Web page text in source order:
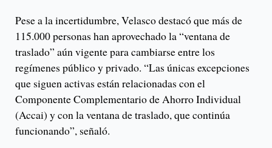
Pese a la incertidumbre, Velasco destacó que más de
115.000 personas han aprovechado la “ventana de
traslado” aún vigente para cambiarse entre los
regímenes público y privado. “Las únicas excepciones
que siguen activas están relacionadas con el
Componente Complementario de Ahorro Individual
(Accai) y con la ventana de traslado, que continúa
funcionando”, señaló.